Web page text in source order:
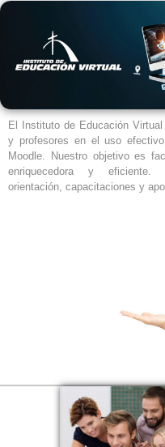
El Instituto de Educación
y profesores en el uso
Moodle. Nuestro objetivo es
enriquecedora y eficiente.
orientación, capacitaciones y